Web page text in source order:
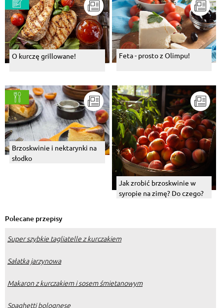
O kurczę grillowane! Feta - prosto z Olimpu!
Brzoskwinie i nektarynki na
słodko
Jak zrobić brzoskwinie w
syropie na zimę? Do czego?
Polecane przepisy
Super szybkie tagliatelle z kurczakiem
Sałatka jarzynowa
Makaron z kurczakiem i sosem śmietanowym
Spaghetti bolognese